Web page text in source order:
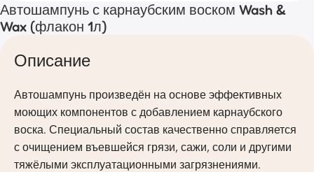
Автошампунь с карнаубским воском Wash &
Wax (флакон 1л)
Описание
Автошампунь произведён на основе эффективных
моющих компонентов с добавлением карнаубского
воска. Специальный состав качественно справляется
с очищением въевшейся грязи, сажи, соли и другими
тяжёлыми эксплуатационными загрязнениями.